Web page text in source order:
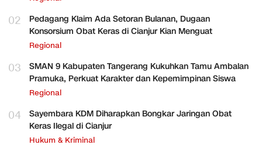
02
Pedagang Klaim Ada Setoran Bulanan, Dugaan
Konsorsium Obat Keras di Cianjur Kian Menguat
Regional
03
SMAN 9 Kabupaten Tangerang Kukuhkan Tamu Ambalan
Pramuka, Perkuat Karakter dan Kepemimpinan Siswa
Regional
04
Sayembara KDM Diharapkan Bongkar Jaringan Obat
Keras Ilegal di Cianjur
Hukum & Kriminal